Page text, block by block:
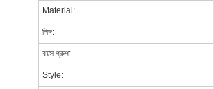
Material:
লিঙ্গ:
বয়স গ্রুপ:
Style: